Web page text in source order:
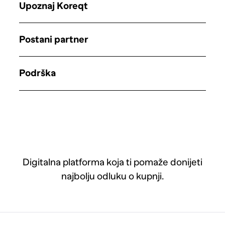
Digitalna platforma koja ti pomaže donijeti
najbolju odluku o kupnji.
Upoznaj Koreqt
Postani partner
Podrška